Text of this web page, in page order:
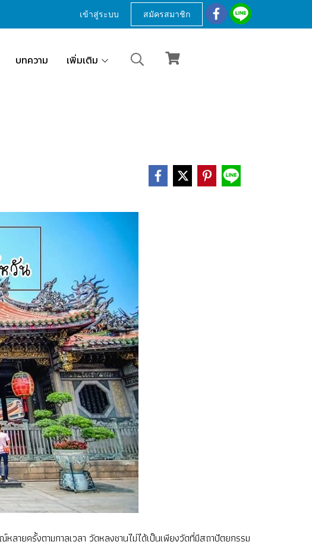
เข้าสู่ระบบ สมัครสมาชิก
บทความ เพิ่มเติม
ยครั้งตามกาลเวลา วัดหลงชานไม่ได้เป็นเพียงวัดที่มีสถาปัตยกรรม